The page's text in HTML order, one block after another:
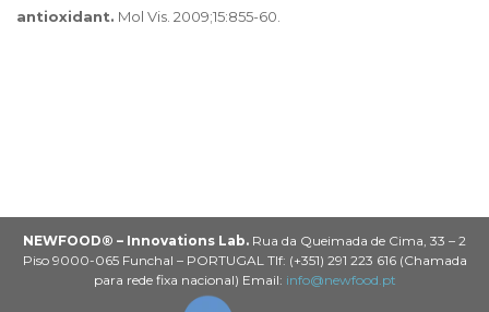
antioxidant. Mol Vis. 2009;15:855-60.
NEWFOOD® – Innovations Lab. Rua da Queimada de Cima, 33 – 2
Piso 9000-065 Funchal – PORTUGAL Tlf: (+351) 291 223 616 (Chamada
para rede fixa nacional) Email: info@newfood.pt